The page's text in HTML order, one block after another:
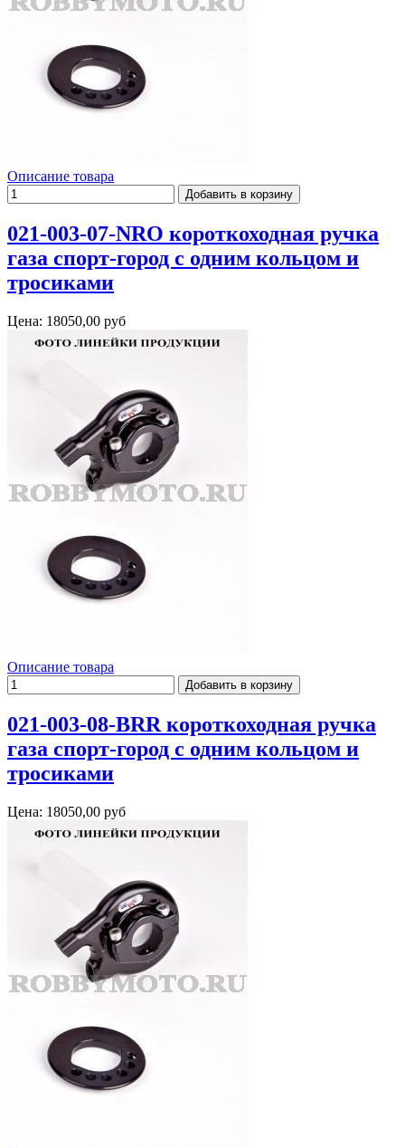
Описание товара
021-003-07-NRO короткоходная ручка
газа спорт-город с одним кольцом и
тросиками
Цена: 18050,00 руб
Описание товара
021-003-08-BRR короткоходная ручка
газа спорт-город с одним кольцом и
тросиками
Цена: 18050,00 руб